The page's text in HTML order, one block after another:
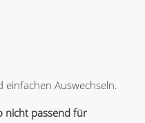
Auswechseln.
nicht passend für